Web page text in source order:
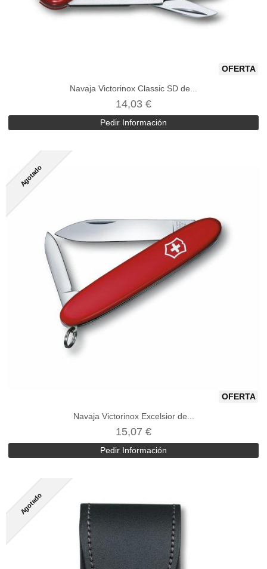
OFERTA
Navaja Victorinox Classic SD de...
14,03 €
Pedir Información
Agotado
OFERTA
Navaja Victorinox Excelsior de...
15,07 €
Pedir Información
Agotado